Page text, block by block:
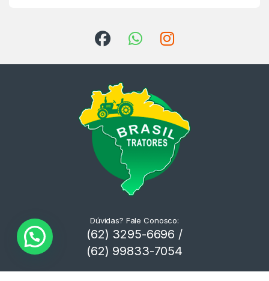
Dúvidas? Fale Conosco:
(62) 3295-6696 /
(62) 99833-7054